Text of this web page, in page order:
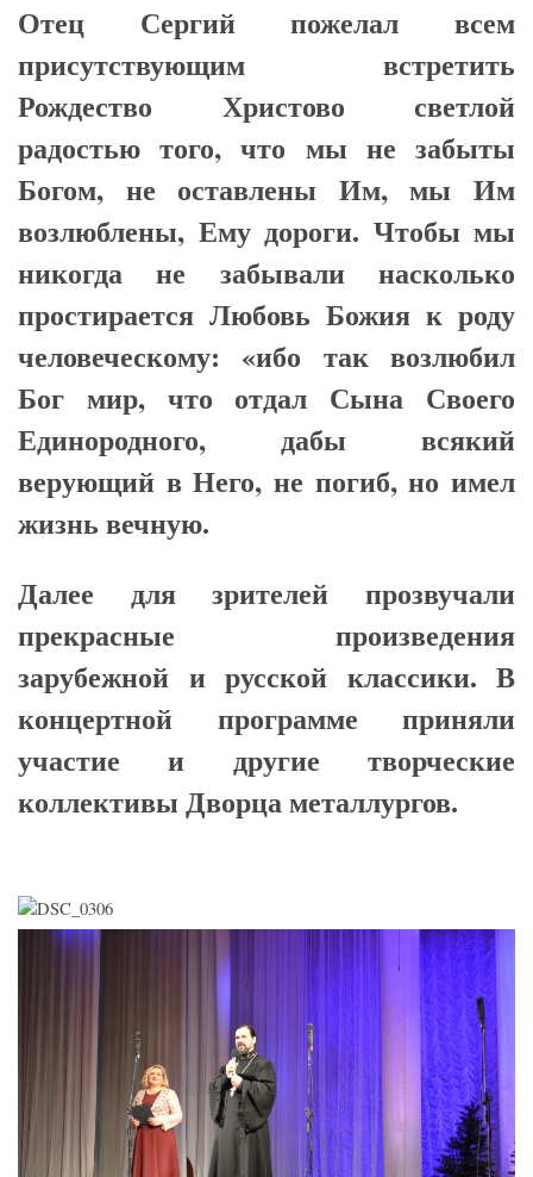
Отец Сергий пожелал всем
присутствующим встретить
Рождество Христово светлой
радостью того, что мы не забыты
Богом, не оставлены Им, мы Им
возлюблены, Ему дороги. Чтобы мы
никогда не забывали насколько
простирается Любовь Божия к роду
человеческому: «ибо так возлюбил
Бог мир, что отдал Сына Своего
Единородного, дабы всякий
верующий в Него, не погиб, но имел
жизнь вечную.
Далее для зрителей прозвучали
прекрасные произведения
зарубежной и русской классики. В
концертной программе приняли
участие и другие творческие
коллективы Дворца металлургов.